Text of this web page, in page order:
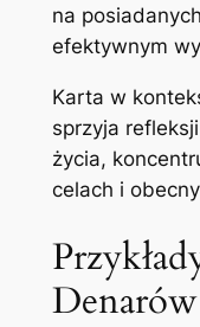
na
efektywnym
Karta w
sprzyja
życia,
celach i
Denarów